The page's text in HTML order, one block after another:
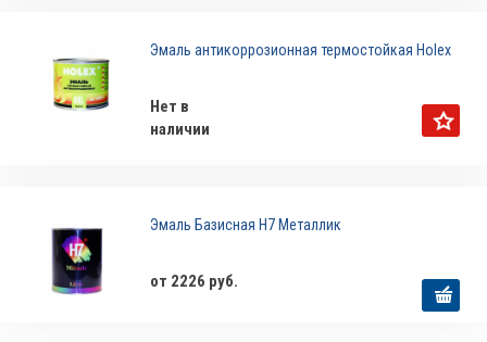
Эмаль антикоррозионная термостойкая Holex
Нет в
наличии
Эмаль Базисная H7 Металлик
от 2226 руб.